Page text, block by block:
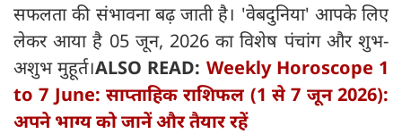
सफलता की संभावना बढ़ जाती है। 'वेबदुनिया' आपके लिए
लेकर आया है 05 जून, 2026 का विशेष पंचांग और शुभ-
अशुभ मुहूर्त।ALSO READ: Weekly Horoscope 1
to 7 June: साप्ताहिक राशिफल (1 से 7 जून 2026):
अपने भाग्य को जानें और तैयार रहें